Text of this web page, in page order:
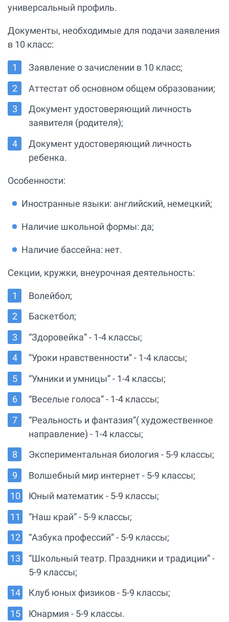
универсальный профиль.
Документы, необходимые для подачи заявления
в 10 класс:
Заявление о зачислении в 10 класс;
Аттестат об основном общем образовании;
Документ удостоверяющий личность
заявителя (родителя);
Документ удостоверяющий личность
ребенка.
Особенности:
Иностранные языки: английский, немецкий;
Наличие школьной формы: да;
Наличие бассейна: нет.
Секции, кружки, внеурочная деятельность:
Волейбол;
Баскетбол;
“Здоровейка” - 1-4 классы;
“Уроки нравственности” - 1-4 классы;
“Умники и умницы” - 1-4 классы;
“Веселые голоса” - 1-4 классы;
“Реальность и фантазия”( художественное
направление) - 1-4 классы;
Экспериментальная биология - 5-9 классы;
Волшебный мир интернет - 5-9 классы;
Юный математик - 5-9 классы;
“Наш край” - 5-9 классы;
“Азбука профессий” - 5-9 классы;
“Школьный театр. Праздники и традиции” -
5-9 классы;
Клуб юных физиков - 5-9 классы;
Юнармия - 5-9 классы.